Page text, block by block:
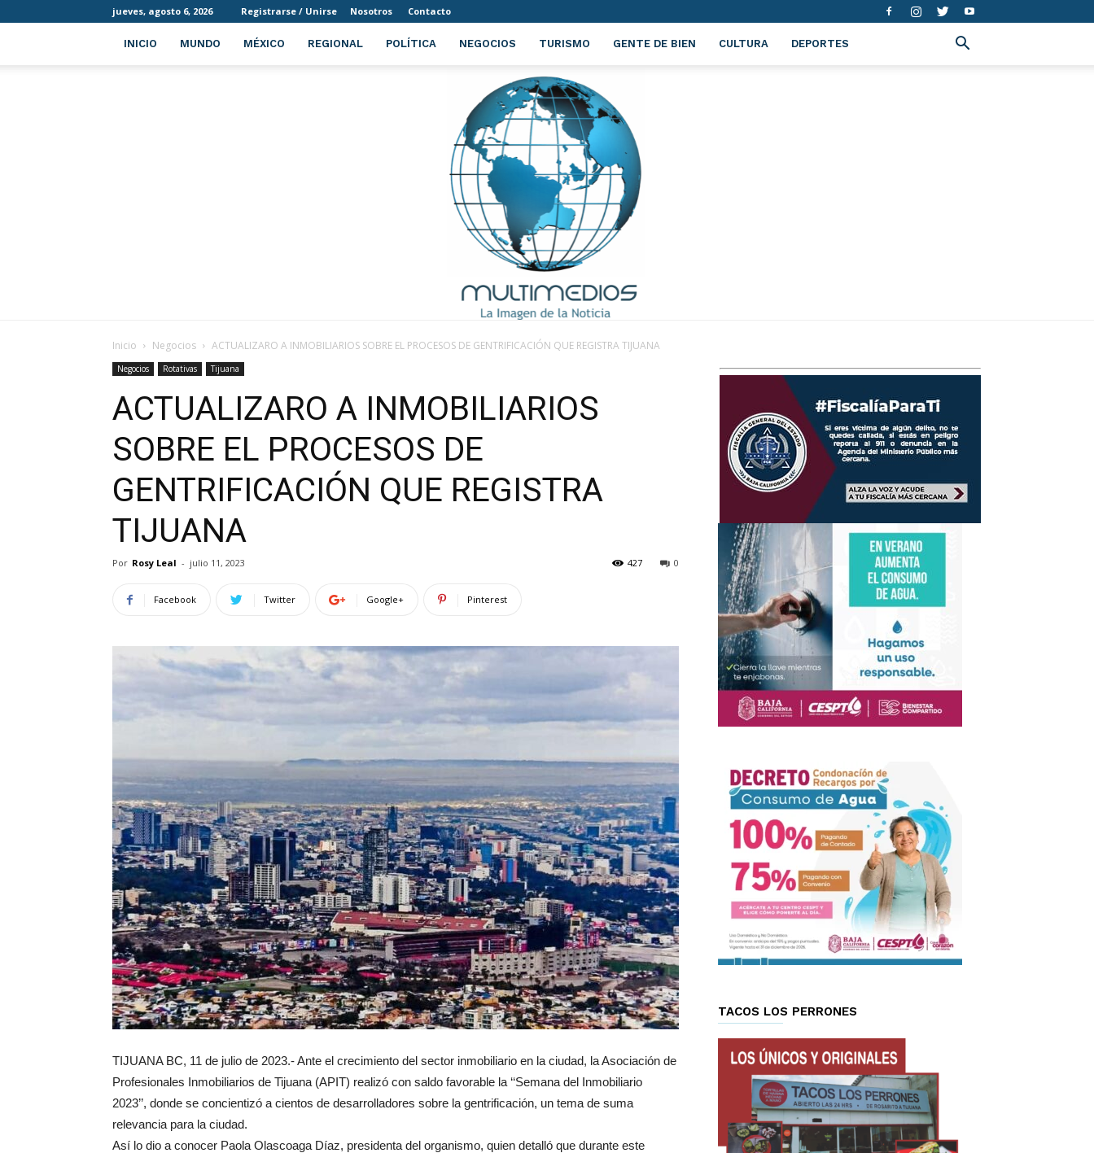
jueves, agosto 6, 2026 Registrarse / Unirse Nosotros Contacto
INICIO MUNDO MÉXICO REGIONAL POLÍTICA NEGOCIOS TURISMO GENTE DE BIEN CULTURA DEPORTES
Inicio Negocios ACTUALIZARO A INMOBILIARIOS SOBRE EL PROCESOS DE GENTRIFICACIÓN QUE REGISTRA TIJUANA
Negocios Rotativas Tijuana
ACTUALIZARO A INMOBILIARIOS
SOBRE EL PROCESOS DE
GENTRIFICACIÓN QUE REGISTRA
TIJUANA
Por Rosy Leal - julio 11, 2023 0
427
Facebook Twitter Google+ Pinterest
TIJUANA BC, 11 de julio de 2023.- Ante el crecimiento del sector inmobiliario en la ciudad, la Asociación de
Profesionales Inmobiliarios de Tijuana (APIT) realizó con saldo favorable la ‘‘Semana del Inmobiliario
2023’’, donde se concientizó a cientos de desarrolladores sobre la gentrificación, un tema de suma
relevancia para la ciudad.
Así lo dio a conocer Paola Olascoaga Díaz, presidenta del organismo, quien detalló que durante este
TACOS LOS PERRONES